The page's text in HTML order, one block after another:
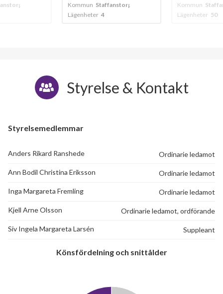
Kommun Staffanstorp
Lägenheter 4
Kommun
Lägenheter 50
Styrelse & Kontakt
Styrelsemedlemmar
Anders Rikard Ranshede Ordinarie ledamot
Ann Bodil Christina Eriksson Ordinarie ledamot
Inga Margareta Fremling Ordinarie ledamot
Kjell Arne Olsson Ordinarie ledamot, ordförande
Siv Ingela Margareta Larsén Suppleant
Könsfördelning och snittålder